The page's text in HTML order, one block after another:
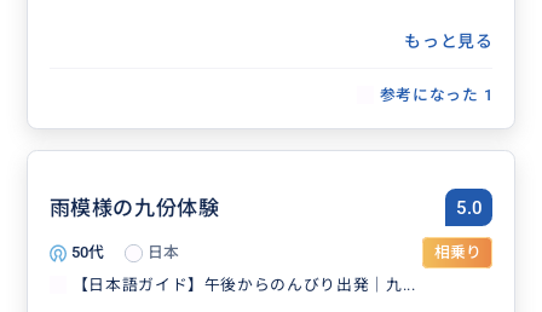
もっと見る
参考になった 1
雨模様の九份体験 5.0
50代 日本
相乗り
【日本語ガイド】午後からのんびり出発｜九...